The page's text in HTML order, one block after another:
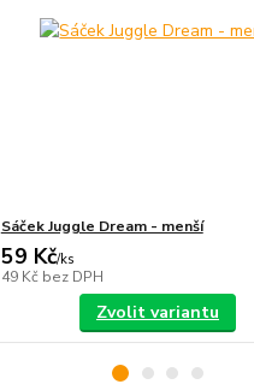
Sáček Juggle Dream - menší
59 Kč/ks
49 Kč bez DPH
Zvolit variantu